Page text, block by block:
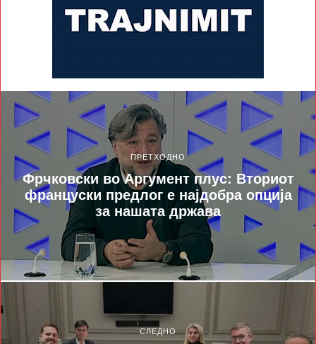
ПРЕТХОДНО
Фрчковски во Аргумент плус: Вториот
француски предлог е најдобра опција
за нашата држава
СЛЕДНО